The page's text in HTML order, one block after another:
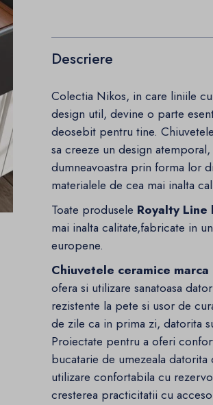
Descriere
Colectia Nikos, in care liniile
design util, devine o parte
deosebit pentru tine.
sa creeze un design
dumneavoastra prin forma lor
materialele de cea mai inalta
Toate produsele Royalty Line
mai inalta calitate,fabricate in
europene.
Chiuvetele ceramice
ofera si utilizare sanatoasa
rezistente la pete si usor de
de zile ca in prima zi, datorita
Proiectate pentru a oferi
bucatarie de umezeala
utilizare confortabila cu
cresterea practicitatii cu